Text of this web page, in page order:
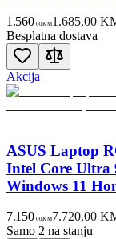
1.560 00KM1.685,00
Besplatna dostava
Akcija
ASUS Laptop
Intel Core Ultra
Windows 11
7.150 00KM7.720,00
Samo 2 na stanju